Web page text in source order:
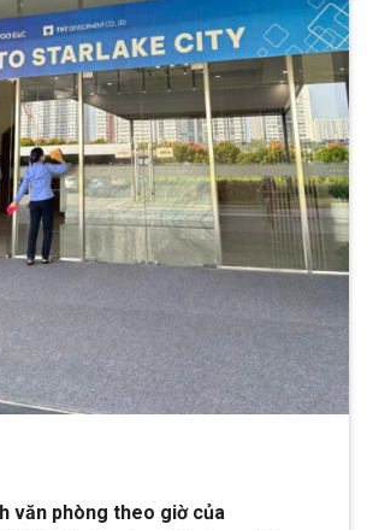
văn phòng theo giờ của